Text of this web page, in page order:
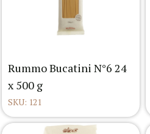
Rummo Bucatini N°6 24
x 500 g
SKU: 121